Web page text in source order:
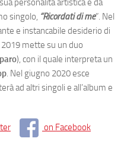
personalità artistica e dà
singolo, “Ricordati di me”. Nel
e instancabile desiderio di
mette su un duo
), con il quale interpreta un
. Nel giugno 2020 esce
ad altri singoli e all’album e
on Facebook